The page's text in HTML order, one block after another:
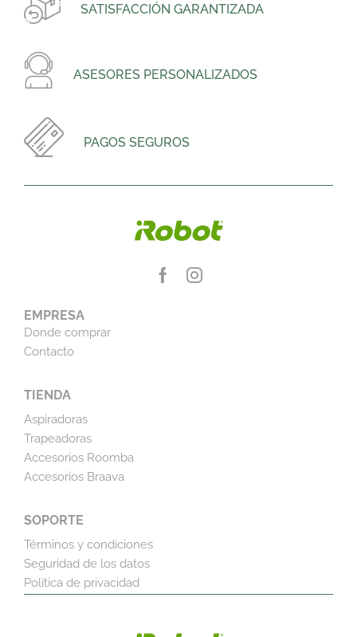
SATISFACCIÓN GARANTIZADA
ASESORES PERSONALIZADOS
PAGOS SEGUROS
EMPRESA
Donde comprar
Contacto
TIENDA
Aspiradoras
Trapeadoras
Accesorios Roomba
Accesorios Braava
SOPORTE
Términos y condiciones
Seguridad de los datos
Política de privacidad